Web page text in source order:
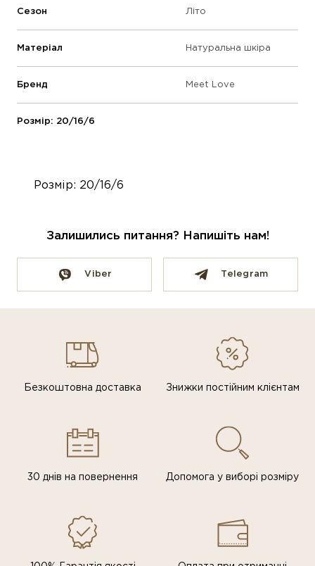
Сезон Літо
Матеріал Натуральна шкіра
Бренд Meet Love
Розмір: 20/16/6
Розмір: 20/16/6
Залишились питання? Напишіть нам!
Viber Telegram
Безкоштовна доставка Знижки постiйним клiєнтам
30 днів на повернення Допомога у виборі розміру